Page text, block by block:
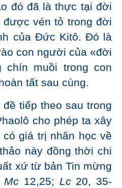
đó đã là thực tại đời
vén tỏ trong đời
của Đức Kitô. Đó là
con người của «đời
chín muồi trong con
tất sau cùng.
tiếp theo sau trong
cho phép ta xây
giá trị nhân học về
này đồng thời chi
xứ từ bản Tin mừng
Mc 12,25; Lc20, 35-